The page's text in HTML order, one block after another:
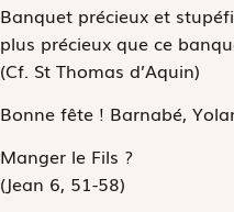
Banquet précieux et
plus précieux que ce
(Cf. St Thomas d’Aquin)
Bonne fête ! Barnabé,
Manger le Fils ?
(Jean 6, 51-58)